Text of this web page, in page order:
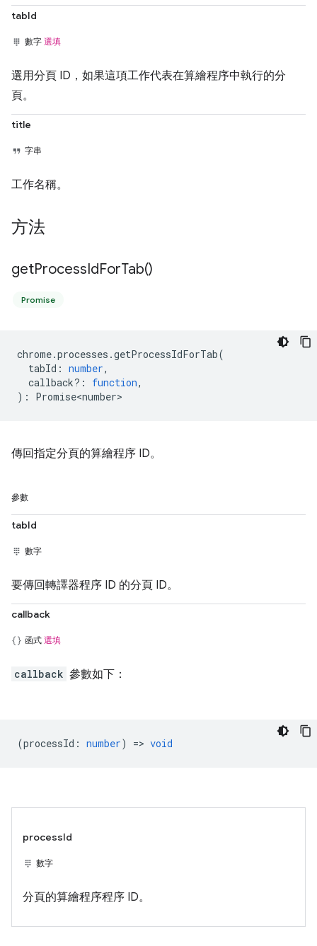
tabId
數字 選填
選用分頁 ID，如果這項工作代表在算繪程序中執行的分
頁。
title
字串
工作名稱。
方法
getProcessIdForTab()
Promise
chrome.processes .getProcessIdForTab(
tabId : number,
callback? : function,
) : Promise<number>
傳回指定分頁的算繪程序 ID。
參數
tabId
數字
要傳回轉譯器程序 ID 的分頁 ID。
callback
函式 選填
callback 參數如下：
(processId : number) => void
processId
數字
分頁的算繪程序程序 ID。